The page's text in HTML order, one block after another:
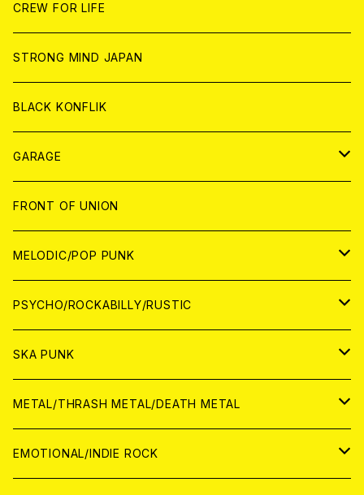
CD
ANALOG
CD
ANALOG
WORLD
CD
ANALOG
JAPAN
CD
ANALOG
WORLD
CD
ANALOG
CREW FOR LIFE
STRONG MIND JAPAN
BLACK KONFLIK
GARAGE
JAPAN
アナログ
CD
WORLD
アナログ
CD
FRONT OF UNION
MELODIC/POP PUNK
JAPAN
CD
ANALOG
WORLD
CD
ANALOG
PSYCHO/ROCKABILLY/RUSTIC
JAPAN
CD
ANALOG
WORLD
CD
SKA PUNK
JAPAN
CD
WORLD
METAL/THRASH METAL/DEATH METAL
JAPAN
EMOTIONAL/INDIE ROCK